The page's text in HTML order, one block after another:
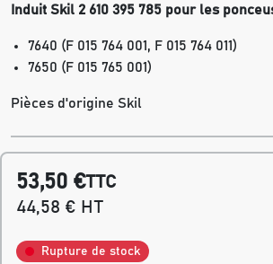
Induit Skil 2 610 395 785 pour les
7640 (F 015 764 001, F 015 764 011)
7650 (F 015 765 001)
Pièces d'origine Skil
53,50 €TTC
44,58 € HT
Rupture de stock